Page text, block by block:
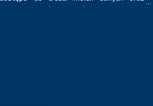
jestem świadom/świadoma, iż moja
osobowych ma charakter dobrowolny i
momencie, co skutkować będzie